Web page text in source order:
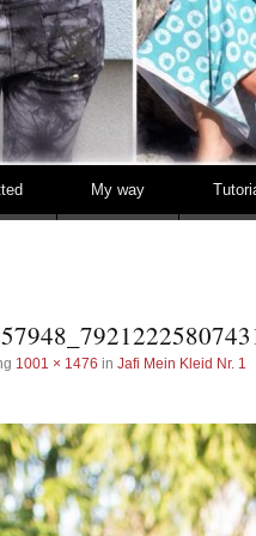
My way
1001 × 1476 inJafi Mein Kleid Nr. 1